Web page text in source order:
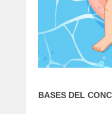
BASES DEL